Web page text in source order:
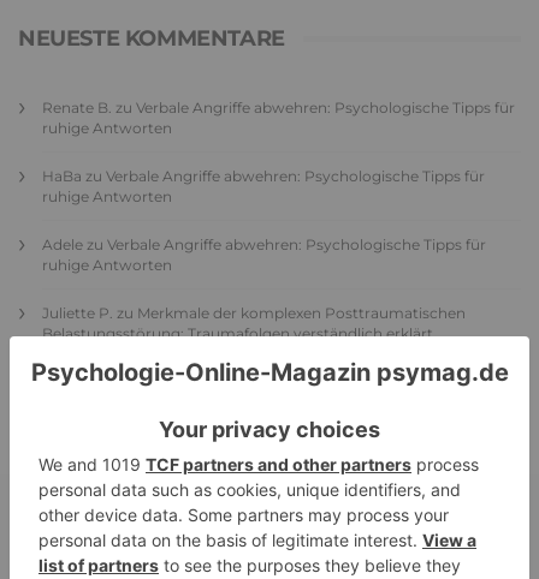
NEUESTE KOMMENTARE
Renate B. zu Verbale Angriffe abwehren: Psychologische Tipps für
ruhige Antworten
HaBa zu Verbale Angriffe abwehren: Psychologische Tipps für
ruhige Antworten
Adele zu Verbale Angriffe abwehren: Psychologische Tipps für
ruhige Antworten
Juliette P. zu Merkmale der komplexen Posttraumatischen
Belastungsstörung: Traumafolgen verständlich erklärt
AnsgarzuElternteil narzisstisch: So sieht dein heutiges Leben
DIE BELIEBTESTEN ARTIKEL